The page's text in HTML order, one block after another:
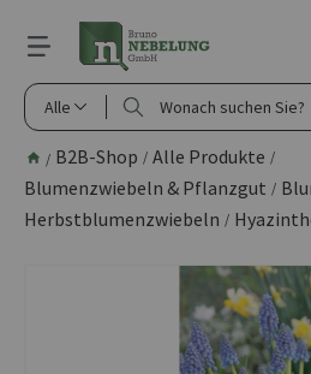
springen
Alle
/ B2B-Shop / Alle Produkte /
Blumenzwiebeln & Pflanzgut /
Herbstblumenzwiebeln /